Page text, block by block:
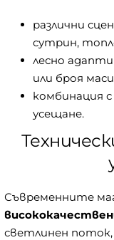
различни
сутрин,
лесно
или броя
комбинация
усещане.
Съвременните
светлинен